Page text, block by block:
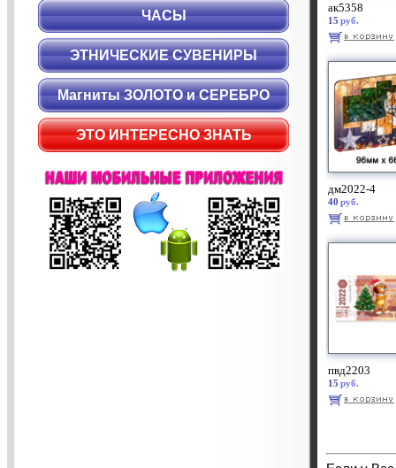
ЧАСЫ
ЭТНИЧЕСКИЕ СУВЕНИРЫ
Магниты ЗОЛОТО и СЕРЕБРО
ЭТО ИНТЕРЕСНО ЗНАТЬ
ак5358
15 руб.
дм2022-4
40 руб.
пвд2203
15 руб.